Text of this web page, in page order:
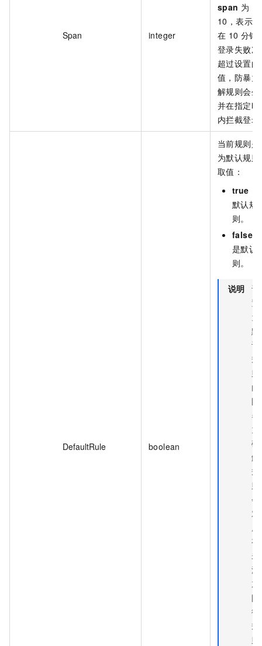
Span integer
span 为
10，表示
在 10 分钟
登录失败次
超过设置的
值，防暴力
解规则会生
并在指定时
内拦截登录
DefaultRule boolean
当前规则是
为默认规则
取值：
true
默认规
则。
false
是默认
则。
说明 设
置
为
默
认
规
则
的
防
暴
力
破
解
规
则
会
对
所
有
未
添
加
防
御
规
则